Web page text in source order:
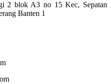
2 blok A3 no 15 Kec, Sepatan
Banten 1